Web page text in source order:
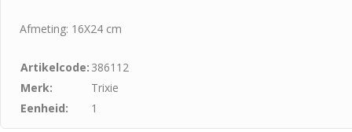
Afmeting: 16X24 cm
Artikelcode: 386112
Merk:
Trixie
Eenheid:
1